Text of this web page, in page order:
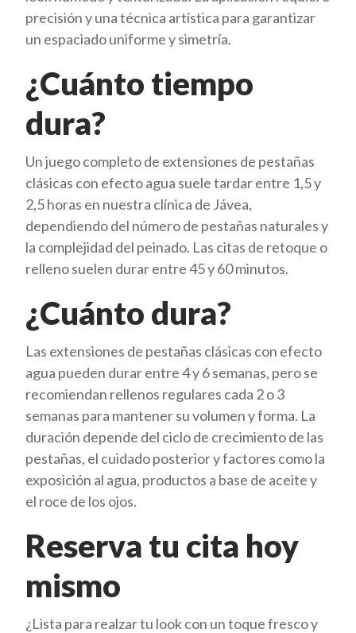
precisión y una técnica artística para garantizar
un espaciado uniforme y simetría.
¿Cuánto tiempo
dura?
Un juego completo de extensiones de pestañas
clásicas con efecto agua suele tardar entre 1,5 y
2,5 horas en nuestra clínica de Jávea,
dependiendo del número de pestañas naturales y
la complejidad del peinado. Las citas de retoque o
relleno suelen durar entre 45 y 60 minutos.
¿Cuánto dura?
Las extensiones de pestañas clásicas con efecto
agua pueden durar entre 4 y 6 semanas, pero se
recomiendan rellenos regulares cada 2 o 3
semanas para mantener su volumen y forma. La
duración depende del ciclo de crecimiento de las
pestañas, el cuidado posterior y factores como la
exposición al agua, productos a base de aceite y
el roce de los ojos.
Reserva tu cita hoy
mismo
¿Lista para realzar tu look con un toque fresco y